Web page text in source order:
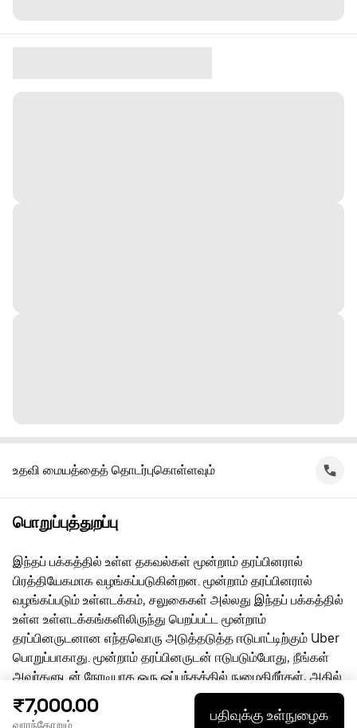
உதவி மையத்தைத் தொடர்புகொள்ளவும்
பொறுப்புத்துறப்பு
இந்தப் பக்கத்தில் உள்ள தகவல்கள் மூன்றாம் தரப்பினரால்
பிரத்தியேகமாக வழங்கப்படுகின்றன. மூன்றாம் தரப்பினரால்
வழங்கப்படும் உள்ளடக்கம், சலுகைகள் அல்லது இந்தப் பக்கத்தில்
உள்ள உள்ளடக்கங்களிலிருந்து பெறப்பட்ட மூன்றாம்
தரப்பினருடனான எந்தவொரு அடுத்தடுத்த ஈடுபாட்டிற்கும் Uber
பொறுப்பாகாது. மூன்றாம் தரப்பினருடன் ஈடுபடும்போது, நீங்கள்
அவர்களுடன் நேரடியாக ஒரு ஒப்பந்தத்தில் நுழைகிறீர்கள், அதில்
Uber ஒரு தரப்பு அல்ல. கேள்விகளுக்கு, மூன்றாம் தரப்பினரை
நேரடியாகத் தொடர்பு கொள்ளுங்கள்.
₹7,000.00
வாரந்தோறும்
பதிவுக்கு உள்நுழைக